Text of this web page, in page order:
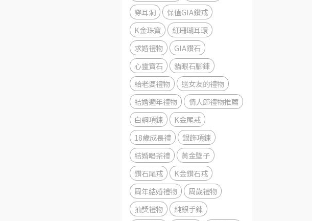
穿耳洞
保值GIA鑽戒
K金珠寶
紅珊瑚耳環
求婚禮物
GIA鑽石
心靈寶石
貓眼石腳鍊
給老婆禮物
送女友的禮物
結婚週年禮物
情人節禮物推薦
白綱項鍊
K金尾戒
18歲成長禮
銀飾項鍊
結婚喝茶禮
黃金墜子
鑽石尾戒
K金鑽石戒
周年結婚禮物
周歲禮物
抽獎禮物
純銀手鍊